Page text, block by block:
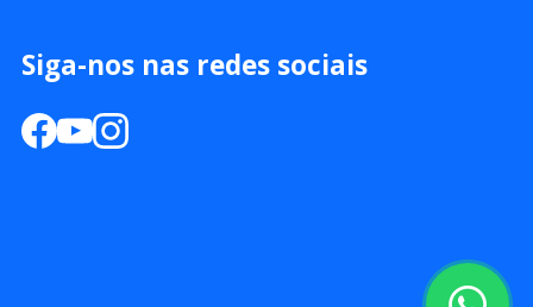
Siga-nos nas redes sociais